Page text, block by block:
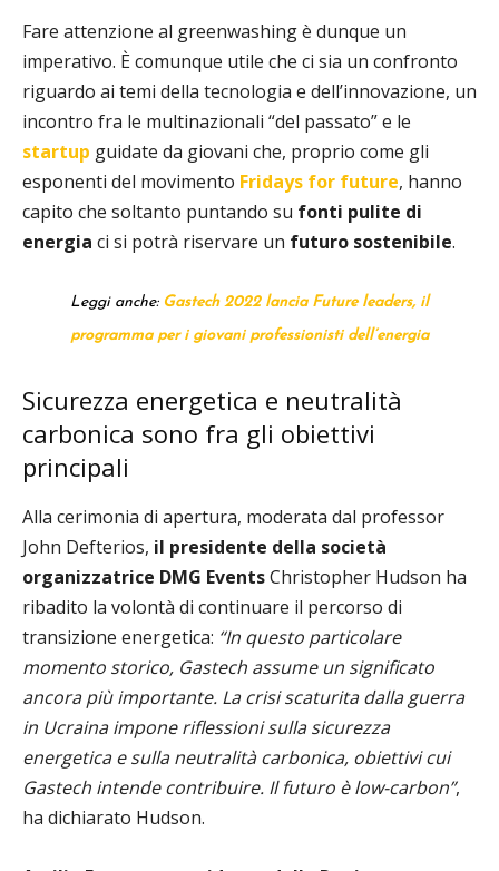
Fare attenzione al greenwashing è dunque un
imperativo. È comunque utile che ci sia un confronto
riguardo ai temi della tecnologia e dell’innovazione, un
incontro fra le multinazionali “del passato” e le
startup guidate da giovani che, proprio come gli
esponenti del movimento Fridays for future, hanno
capito che soltanto puntando su fonti pulite di
energia ci si potrà riservare un futuro sostenibile.
Leggi anche: Gastech 2022 lancia Future leaders, il
programma per i giovani professionisti dell’energia
Sicurezza energetica e neutralità
carbonica sono fra gli obiettivi
principali
Alla cerimonia di apertura, moderata dal professor
John Defterios, il presidente della società
organizzatrice DMG EventsChristopher Hudson ha
ribadito la volontà di continuare il percorso di
transizione energetica: “In questo particolare
momento storico, Gastech assume un significato
ancora più importante. La crisi scaturita dalla guerra
in Ucraina impone riflessioni sulla sicurezza
energetica e sulla neutralità carbonica, obiettivi cui
Gastech intende contribuire. Il futuro è low-carbon”,
ha dichiarato Hudson.